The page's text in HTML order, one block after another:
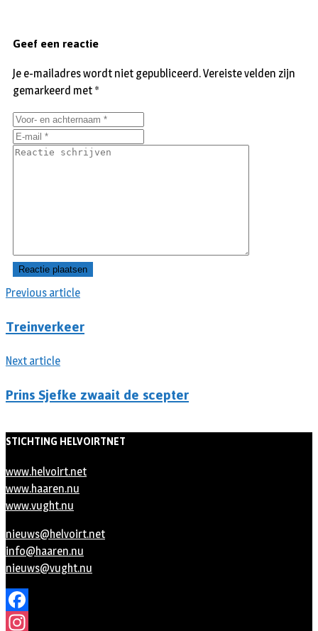
Previous article
Treinverkeer
Next article
Prins Sjefke zwaait de scepter
Geef een reactie
Je e-mailadres wordt niet gepubliceerd.Vereiste velden zijn
gemarkeerd met *
STICHTING HELVOIRTNET
www.helvoirt.net
www.haaren.nu
www.vught.nu
nieuws@helvoirt.net
info@haaren.nu
nieuws@vught.nu
Facebook